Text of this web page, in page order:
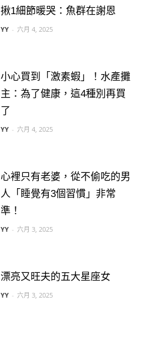
揪1細節暖哭：魚群在謝恩
YY - 六月 4, 2025
小心買到「激素蝦」！水產攤
主：為了健康，這4種別再買
了
YY - 六月 4, 2025
心裡只有老婆，從不偷吃的男
人「睡覺有3個習慣」非常
準！
YY - 六月 3, 2025
漂亮又旺夫的五大星座女
YY - 六月 3, 2025